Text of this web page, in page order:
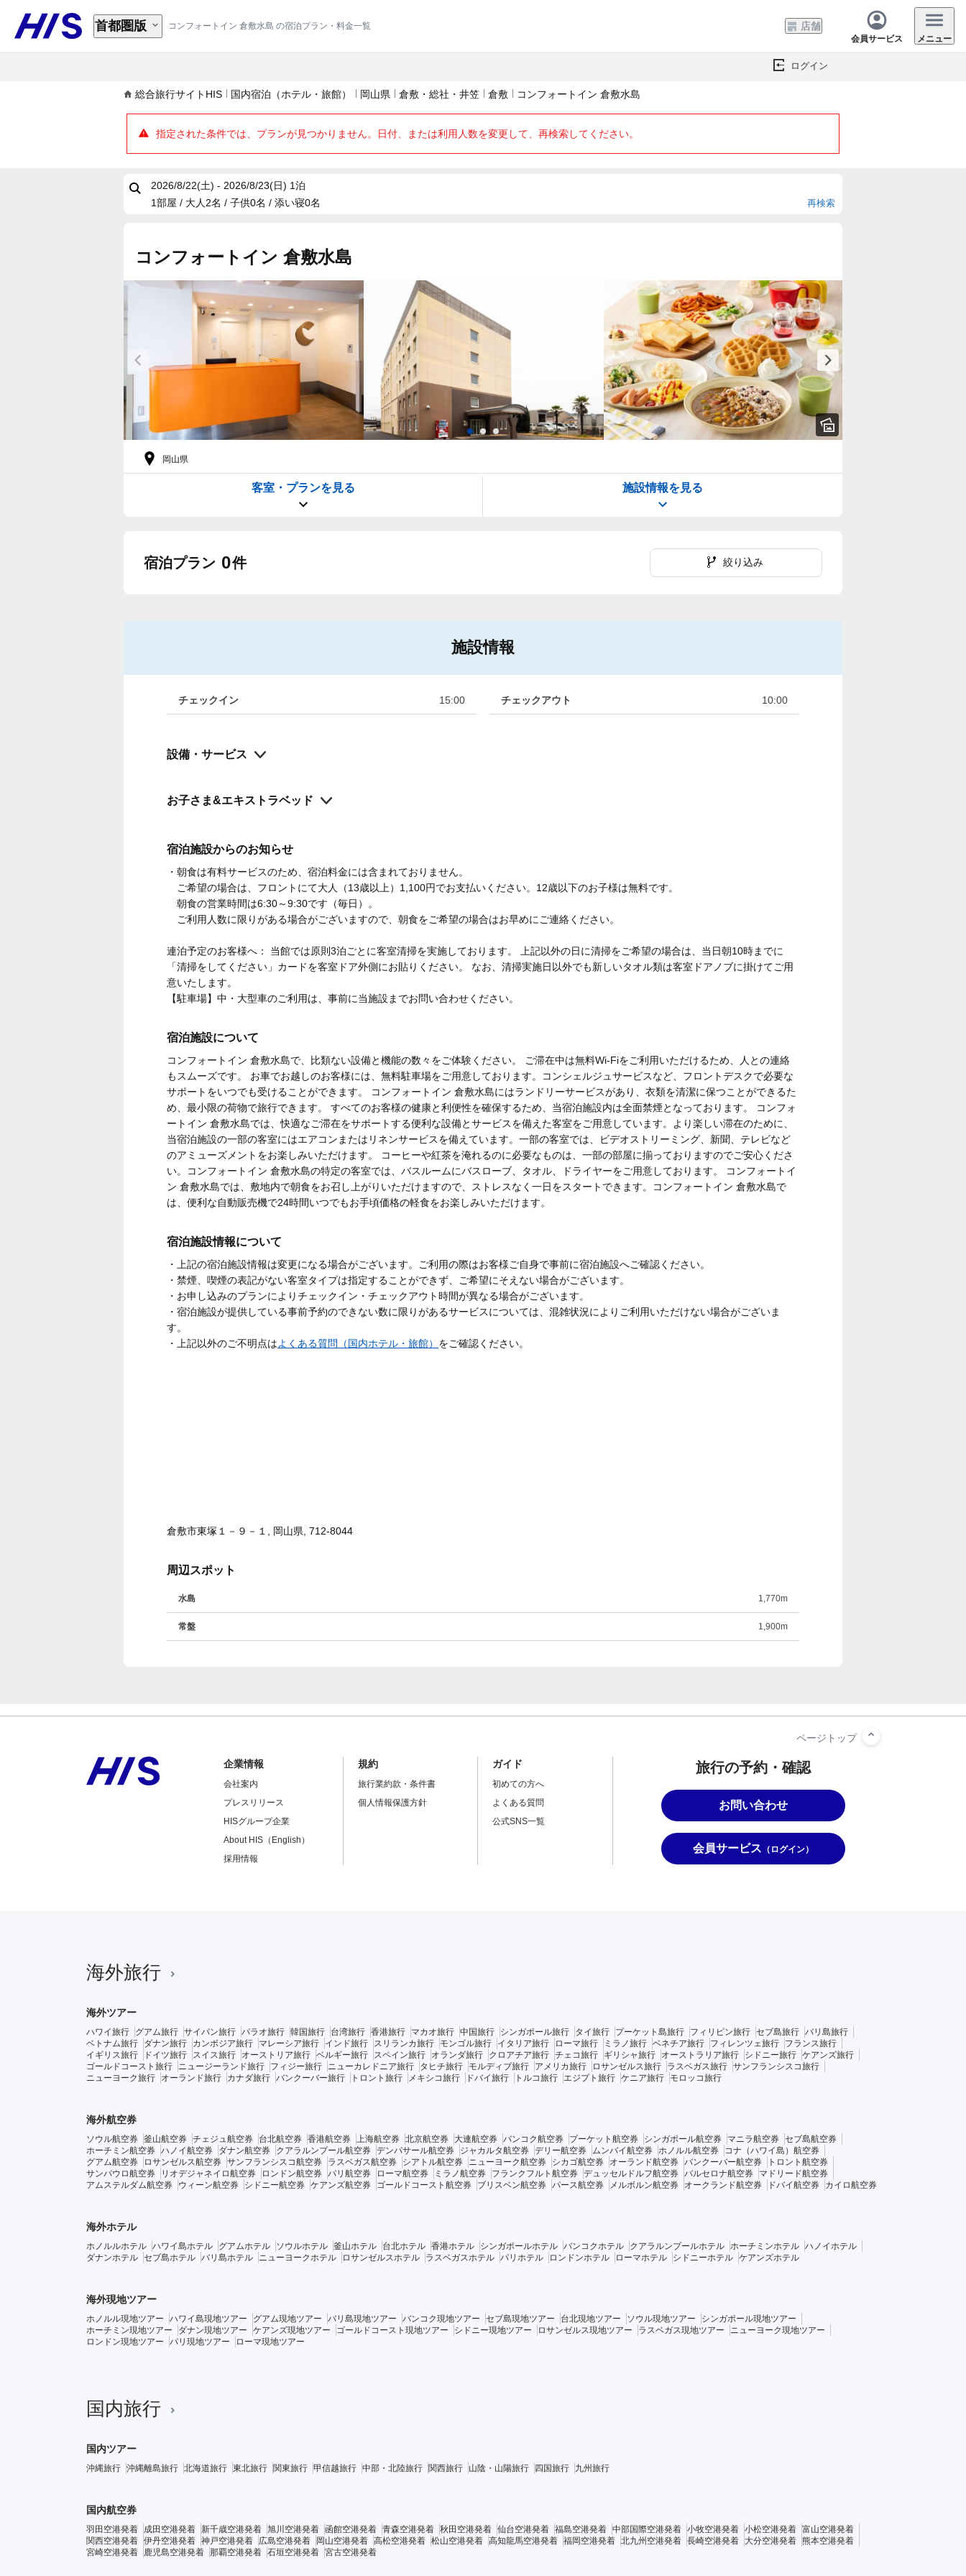
コンフォートイン 倉敷水島 の宿泊プラン・料金一覧
首都圏版 店舗
会員サービス メニュー
ログイン
総合旅行サイトHIS 国内宿泊（ホテル・旅館） 岡山県 倉敷・総社・井笠 倉敷 コンフォートイン 倉敷水島
指定された条件では、プランが見つかりません。日付、または利用人数を変更して、再検索してください。
2026/8/22(土) - 2026/8/23(日) 1泊
1部屋 / 大人2名 / 子供0名 / 添い寝0名
再検索
コンフォートイン 倉敷水島
岡山県
客室・プランを見る 施設情報を見る
宿泊プラン 0件 絞り込み
施設情報
チェックイン 15:00 チェックアウト 10:00
設備・サービス
お子さま&エキストラベッド
宿泊施設からのお知らせ
・朝食は有料サービスのため、宿泊料金には含まれておりません。
ご希望の場合は、フロントにて大人（13歳以上）1,100円でお支払いください。12歳以下のお子様は無料です。
朝食の営業時間は6:30～9:30です（毎日）。
ご利用人数に限りがある場合がございますので、朝食をご希望の場合はお早めにご連絡ください。
連泊予定のお客様へ： 当館では原則3泊ごとに客室清掃を実施しております。 上記以外の日に清掃をご希望の場合は、当日朝10時までに
「清掃をしてください」カードを客室ドア外側にお貼りください。 なお、清掃実施日以外でも新しいタオル類は客室ドアノブに掛けてご用
意いたします。
【駐車場】中・大型車のご利用は、事前に当施設までお問い合わせください。
宿泊施設について
コンフォートイン 倉敷水島で、比類ない設備と機能の数々をご体験ください。 ご滞在中は無料Wi-Fiをご利用いただけるため、人との連絡
もスムーズです。 お車でお越しのお客様には、無料駐車場をご用意しております。コンシェルジュサービスなど、フロントデスクで必要な
サポートをいつでも受けることができます。 コンフォートイン 倉敷水島にはランドリーサービスがあり、衣類を清潔に保つことができるた
め、最小限の荷物で旅行できます。 すべてのお客様の健康と利便性を確保するため、当宿泊施設内は全面禁煙となっております。 コンフォ
ートイン 倉敷水島では、快適なご滞在をサポートする便利な設備とサービスを備えた客室をご用意しています。より楽しい滞在のために、
当宿泊施設の一部の客室にはエアコンまたはリネンサービスを備えています。一部の客室では、ビデオストリーミング、新聞、テレビなど
のアミューズメントをお楽しみいただけます。 コーヒーや紅茶を淹れるのに必要なものは、一部の部屋に揃っておりますのでご安心くださ
い。コンフォートイン 倉敷水島の特定の客室では、バスルームにバスローブ、タオル、ドライヤーをご用意しております。 コンフォートイ
ン 倉敷水島では、敷地内で朝食をお召し上がりいただけますので、ストレスなく一日をスタートできます。コンフォートイン 倉敷水島で
は、便利な自動販売機で24時間いつでもお手頃価格の軽食をお楽しみいただけます。
宿泊施設情報について
・上記の宿泊施設情報は変更になる場合がございます。ご利用の際はお客様ご自身で事前に宿泊施設へご確認ください。
・禁煙、喫煙の表記がない客室タイプは指定することができず、ご希望にそえない場合がございます。
・お申し込みのプランによりチェックイン・チェックアウト時間が異なる場合がございます。
・宿泊施設が提供している事前予約のできない数に限りがあるサービスについては、混雑状況によりご利用いただけない場合がございま
す。
・上記以外のご不明点はよくある質問（国内ホテル・旅館） をご確認ください。
倉敷市東塚１－９－１, 岡山県, 712-8044
周辺スポット
水島 1,770m
常盤 1,900m
旅行の予約・確認
お問い合わせ
会員サービス （ログイン）
企業情報
会社案内
プレスリリース
HISグループ企業
About HIS（English）
採用情報
規約
旅行業約款・条件書
個人情報保護方針
ガイド
初めての方へ
よくある質問
公式SNS一覧
海外旅行
海外ツアー
ハワイ旅行 グアム旅行 サイパン旅行 パラオ旅行 韓国旅行 台湾旅行 香港旅行 マカオ旅行 中国旅行 シンガポール旅行 タイ旅行 プーケット島旅行 フィリピン旅行 セブ島旅行 バリ島旅行
ベトナム旅行
ダナン旅行 カンボジア旅行 マレーシア旅行 インド旅行 スリランカ旅行 モンゴル旅行 イタリア旅行 ローマ旅行 ミラノ旅行 ベネチア旅行 フィレンツェ旅行
フランス旅行
イギリス旅行
ドイツ旅行 スイス旅行 オーストリア旅行 ベルギー旅行 スペイン旅行 オランダ旅行 クロアチア旅行 チェコ旅行 ギリシャ旅行 オーストラリア旅行 シドニー旅行 ケアンズ旅行
ゴールドコースト旅行
ニュージーランド旅行 フィジー旅行 ニューカレドニア旅行 タヒチ旅行 モルディブ旅行 アメリカ旅行 ロサンゼルス旅行 ラスベガス旅行 サンフランシスコ旅行
ニューヨーク旅行
オーランド旅行 カナダ旅行 バンクーバー旅行 トロント旅行 メキシコ旅行 ドバイ旅行 トルコ旅行 エジプト旅行 ケニア旅行 モロッコ旅行
海外航空券
ソウル航空券 釜山航空券 チェジュ航空券 台北航空券 香港航空券 上海航空券 北京航空券 大連航空券 バンコク航空券 プーケット航空券 シンガポール航空券 マニラ航空券 セブ島航空券
ホーチミン航空券 ハノイ航空券 ダナン航空券 クアラルンプール航空券 デンパサール航空券 ジャカルタ航空券 デリー航空券 ムンバイ航空券 ホノルル航空券
コナ（ハワイ島）航空券
グアム航空券
ロサンゼルス航空券 サンフランシスコ航空券 ラスベガス航空券 シアトル航空券 ニューヨーク航空券 シカゴ航空券 オーランド航空券 バンクーバー航空券
トロント航空券
サンパウロ航空券
リオデジャネイロ航空券 ロンドン航空券 パリ航空券 ローマ航空券 ミラノ航空券 フランクフルト航空券 デュッセルドルフ航空券 バルセロナ航空券
マドリード航空券
アムステルダム航空券
ウィーン航空券 シドニー航空券 ケアンズ航空券 ゴールドコースト航空券 ブリスベン航空券 パース航空券 メルボルン航空券 オークランド航空券 ドバイ航空券 カイロ航空券
海外ホテル
ホノルルホテル ハワイ島ホテル グアムホテル ソウルホテル 釜山ホテル 台北ホテル 香港ホテル シンガポールホテル バンコクホテル クアラルンプールホテル ホーチミンホテル ハノイホテル
ダナンホテル セブ島ホテル バリ島ホテル ニューヨークホテル ロサンゼルスホテル ラスベガスホテル パリホテル ロンドンホテル ローマホテル シドニーホテル ケアンズホテル
海外現地ツアー
ホノルル現地ツアー ハワイ島現地ツアー グアム現地ツアー バリ島現地ツアー バンコク現地ツアー セブ島現地ツアー 台北現地ツアー ソウル現地ツアー
シンガポール現地ツアー
ホーチミン現地ツアー
ダナン現地ツアー ケアンズ現地ツアー ゴールドコースト現地ツアー シドニー現地ツアー ロサンゼルス現地ツアー ラスベガス現地ツアー
ニューヨーク現地ツアー
ロンドン現地ツアー
パリ現地ツアー ローマ現地ツアー
国内旅行
国内ツアー
沖縄旅行 沖縄離島旅行 北海道旅行 東北旅行 関東旅行 甲信越旅行 中部・北陸旅行 関西旅行 山陰・山陽旅行 四国旅行 九州旅行
国内航空券
羽田空港発着 成田空港発着 新千歳空港発着 旭川空港発着 函館空港発着 青森空港発着 秋田空港発着 仙台空港発着 福島空港発着 中部国際空港発着 小牧空港発着 小松空港発着 富山空港発着
関西空港発着 伊丹空港発着 神戸空港発着 広島空港発着 岡山空港発着 高松空港発着 松山空港発着 高知龍馬空港発着 福岡空港発着 北九州空港発着 長崎空港発着 大分空港発着 熊本空港発着
宮崎空港発着
鹿児島空港発着 那覇空港発着 石垣空港発着 宮古空港発着